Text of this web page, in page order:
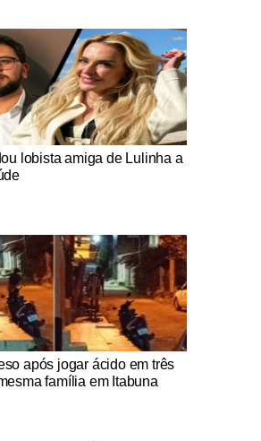
lobista amiga de Lulinha a
após jogar ácido em três
família em Itabuna